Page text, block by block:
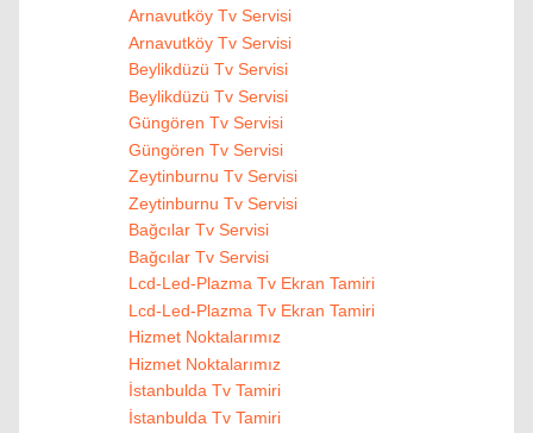
Arnavutköy Tv Servisi
Arnavutköy Tv Servisi
Beylikdüzü Tv Servisi
Beylikdüzü Tv Servisi
Güngören Tv Servisi
Güngören Tv Servisi
Zeytinburnu Tv Servisi
Zeytinburnu Tv Servisi
Bağcılar Tv Servisi
Bağcılar Tv Servisi
Lcd-Led-Plazma Tv Ekran Tamiri
Lcd-Led-Plazma Tv Ekran Tamiri
Hizmet Noktalarımız
Hizmet Noktalarımız
İstanbulda Tv Tamiri
İstanbulda Tv Tamiri